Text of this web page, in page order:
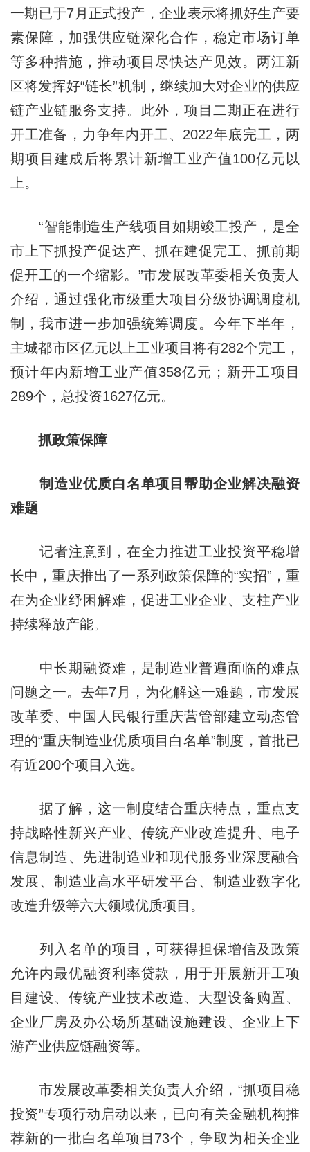
一期已于7月正式投产，企业表示将抓好生产要
素保障，加强供应链深化合作，稳定市场订单
等多种措施，推动项目尽快达产见效。两江新
区将发挥好“链长”机制，继续加大对企业的供应
链产业链服务支持。此外，项目二期正在进行
开工准备，力争年内开工、2022年底完工，两
期项目建成后将累计新增工业产值100亿元以
上。
“智能制造生产线项目如期竣工投产，是全
市上下抓投产促达产、抓在建促完工、抓前期
促开工的一个缩影。”市发展改革委相关负责人
介绍，通过强化市级重大项目分级协调调度机
制，我市进一步加强统筹调度。今年下半年，
主城都市区亿元以上工业项目将有282个完工，
预计年内新增工业产值358亿元；新开工项目
289个，总投资1627亿元。
抓政策保障
制造业优质白名单项目帮助企业解决融资
难题
记者注意到，在全力推进工业投资平稳增
长中，重庆推出了一系列政策保障的“实招”，重
在为企业纾困解难，促进工业企业、支柱产业
持续释放产能。
中长期融资难，是制造业普遍面临的难点
问题之一。去年7月，为化解这一难题，市发展
改革委、中国人民银行重庆营管部建立动态管
理的“重庆制造业优质项目白名单”制度，首批已
有近200个项目入选。
据了解，这一制度结合重庆特点，重点支
持战略性新兴产业、传统产业改造提升、电子
信息制造、先进制造业和现代服务业深度融合
发展、制造业高水平研发平台、制造业数字化
改造升级等六大领域优质项目。
列入名单的项目，可获得担保增信及政策
允许内最优融资利率贷款，用于开展新开工项
目建设、传统产业技术改造、大型设备购置、
企业厂房及办公场所基础设施建设、企业上下
游产业供应链融资等。
市发展改革委相关负责人介绍，“抓项目稳
投资”专项行动启动以来，已向有关金融机构推
荐新的一批白名单项目73个，争取为相关企业